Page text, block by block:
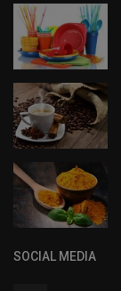
SOCIAL MEDIA